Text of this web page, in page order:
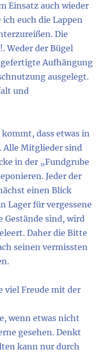
Einsatz auch wieder
euch die Lappen
Die
Weder der Bügel
Aufhängung
ausgelegt.
und
kommt, dass etwas in
Alle Mitglieder sind
in der „Fundgrube
Jeder der
einen Blick
Lager für vergessene
Gestände sind, wird
Daher die Bitte
seinen vermissten
viel Freude mit der
wenn etwas nicht
gesehen. Denkt
kann nur durch